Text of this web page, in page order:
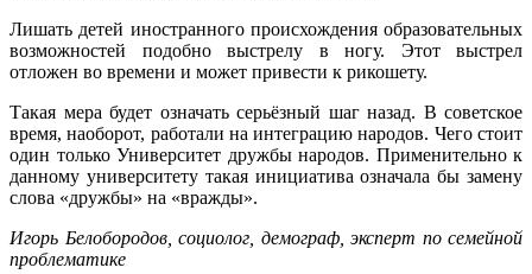
Лишать детей иностранного происхождения образовательных
возможностей подобно выстрелу в ногу. Этот выстрел
отложен во времени и может привести к рикошету.
Такая мера будет означать серьёзный шаг назад. В советское
время, наоборот, работали на интеграцию народов. Чего стоит
один только Университет дружбы народов. Применительно к
данному университету такая инициатива означала бы замену
слова «дружбы» на «вражды».
Игорь Белобородов, социолог, демограф, эксперт по семейной
проблематике